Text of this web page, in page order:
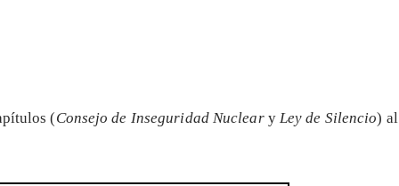
(Consejo de Inseguridad Nuclear y Ley de Silencio) al